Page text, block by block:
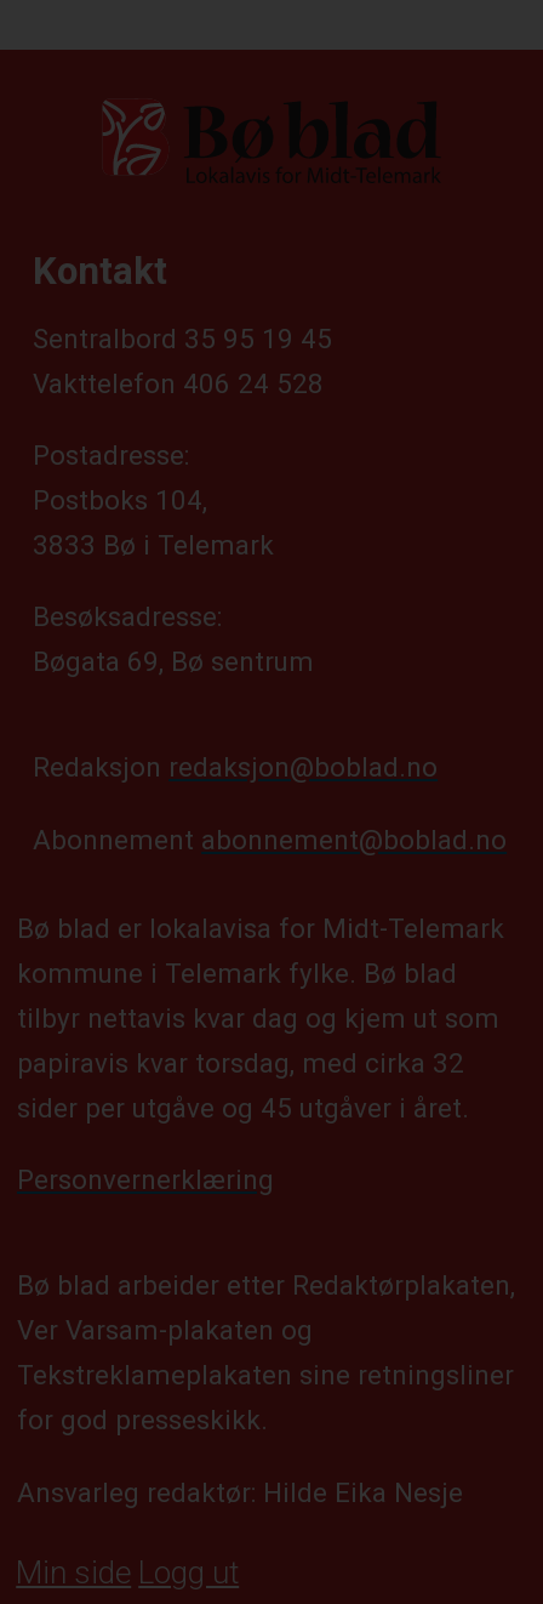
Kontakt
Sentralbord 35 95 19 45
Vakttelefon 406 24 528
Postadresse:
Postboks 104,
3833 Bø i Telemark
Besøksadresse:
Bøgata 69, Bø sentrum
Redaksjon redaksjon@boblad.no
Abonnement abonnement@boblad.no
Bø blad er lokalavisa for Midt-Telemark
kommune i Telemark fylke. Bø blad
tilbyr nettavis kvar dag og kjem ut som
papiravis kvar torsdag, med cirka 32
sider per utgåve og 45 utgåver i året.
Personvernerklæring
Bø blad arbeider etter Redaktørplakaten,
Ver Varsam-plakaten og
Tekstreklameplakaten sine retningsliner
for god presseskikk.
Ansvarleg redaktør: Hilde Eika Nesje
Min side Logg ut